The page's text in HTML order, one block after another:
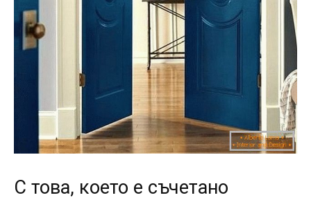
С това, което е съчетано